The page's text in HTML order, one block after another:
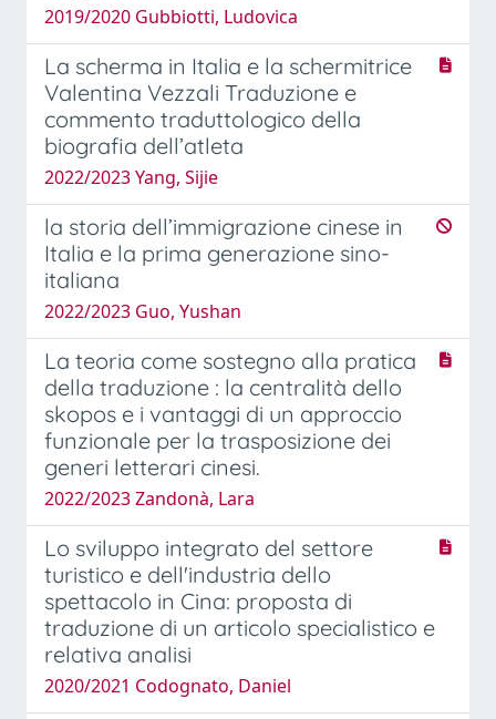
2019/2020 Gubbiotti, Ludovica
La scherma in Italia e la schermitrice
Valentina Vezzali Traduzione e
commento traduttologico della
biografia dell’atleta
2022/2023 Yang, Sijie
la storia dell’immigrazione cinese in
Italia e la prima generazione sino-
italiana
2022/2023 Guo, Yushan
La teoria come sostegno alla pratica
della traduzione : la centralità dello
skopos e i vantaggi di un approccio
funzionale per la trasposizione dei
generi letterari cinesi.
2022/2023 Zandonà, Lara
Lo sviluppo integrato del settore
turistico e dell'industria dello
spettacolo in Cina: proposta di
traduzione di un articolo specialistico e
relativa analisi
2020/2021 Codognato, Daniel